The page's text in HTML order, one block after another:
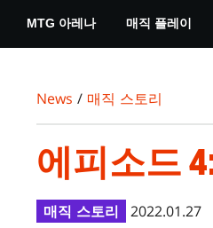
MTG 아레나 매직 플레이
News / 매직 스토리
에피소드
매직 스토리 2022.01.27